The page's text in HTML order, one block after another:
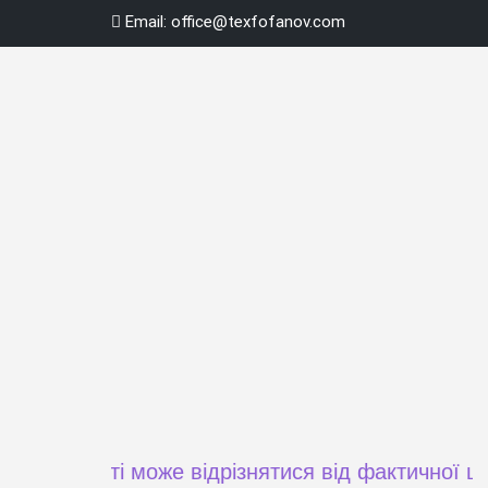
Email: office@texfofanov.com
може відрізнятися від фактичної ціни при